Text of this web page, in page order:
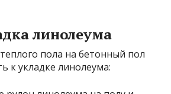
линолеума
пола на бетонный пол
к укладке линолеума: